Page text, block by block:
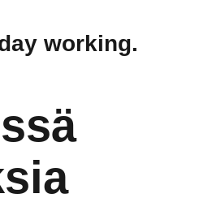
working.